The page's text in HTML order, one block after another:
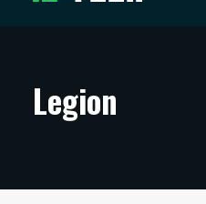
ARTIKKELIT
TECHBBS
Legion